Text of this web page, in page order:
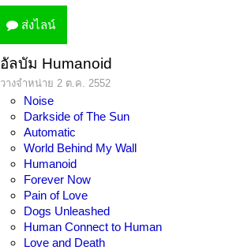
ส่งไลน์
อัลบัม Humanoid
วางจำหน่าย 2 ต.ค. 2552
Noise
Darkside of The Sun
Automatic
World Behind My Wall
Humanoid
Forever Now
Pain of Love
Dogs Unleashed
Human Connect to Human
Love and Death